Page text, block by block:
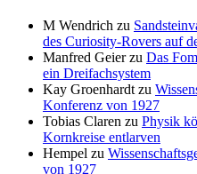
M Wendrich zu
des Curiosity-Rovers auf
Manfred Geierzu Das
ein Dreifachsystem
Kay Groenhardtzu
Konferenz von 1927
Tobias Claren zu Physik
Kornkreise entlarven
Hempel zu
von 1927